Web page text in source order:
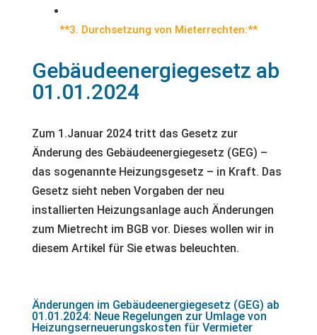
**3. Durchsetzung von Mieterrechten:**
Gebäudeenergiegesetz ab
01.01.2024
Zum 1.Januar 2024 tritt das Gesetz zur
Änderung des Gebäudeenergiegesetz (GEG) –
das sogenannte Heizungsgesetz – in Kraft. Das
Gesetz sieht neben Vorgaben der neu
installierten Heizungsanlage auch Änderungen
zum Mietrecht im BGB vor. Dieses wollen wir in
diesem Artikel für Sie etwas beleuchten.
Änderungen im Gebäudeenergiegesetz (GEG) ab
01.01.2024: Neue Regelungen zur Umlage von
Heizungserneuerungskosten für Vermieter